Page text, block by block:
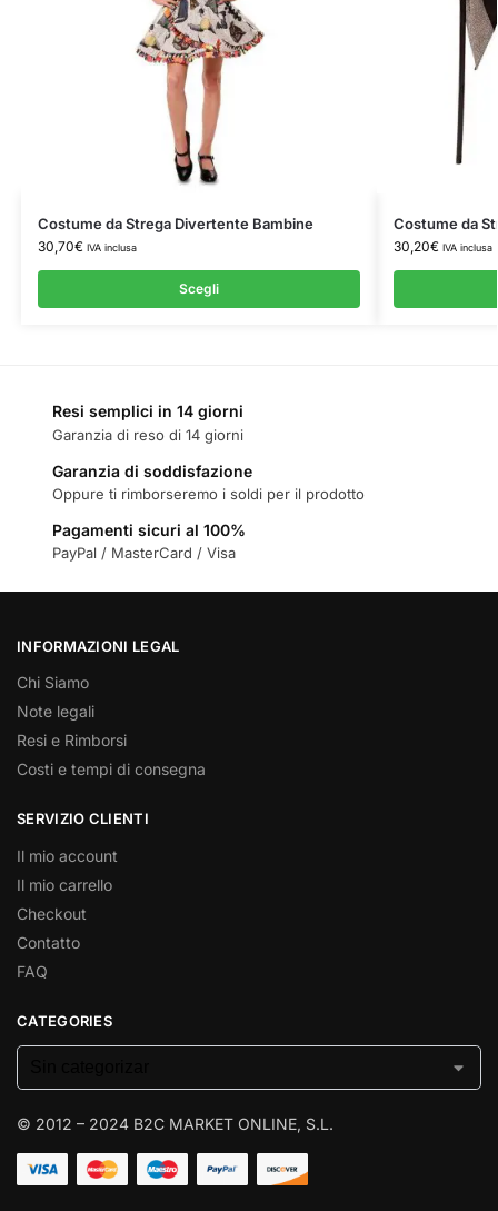
Costume da Strega Divertente Bambine
30,70€ IVA inclusa
Scegli
Costume da
30,20€ IVA inclusa
Resi semplici in 14 giorni
Garanzia di reso di 14 giorni
Garanzia di soddisfazione
Oppure ti rimborseremo i soldi per il prodotto
Pagamenti sicuri al 100%
PayPal / MasterCard / Visa
INFORMAZIONI LEGAL
Chi Siamo
Note legali
Resi e Rimborsi
Costi e tempi di consegna
SERVIZIO CLIENTI
Il mio account
Il mio carrello
Checkout
Contatto
FAQ
CATEGORIES
© 2012 – 2024 B2C MARKET ONLINE, S.L.